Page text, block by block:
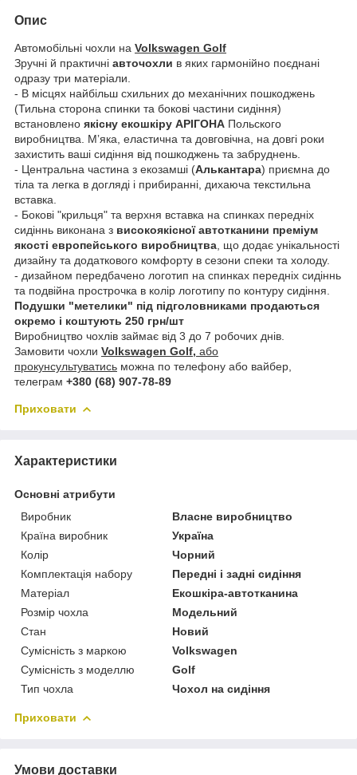
Опис
Автомобільні чохли на Volkswagen Golf
Зручні й практичні авточохли в яких гармонійно поєднані
одразу три матеріали.
- В місцях найбільш схильних до механічних пошкоджень
(Тильна сторона спинки та бокові частини сидіння)
встановлено якісну екошкіру АРІГОНА Польского
виробництва. Мʼяка, еластична та довговічна, на довгі роки
захистить ваші сидіння від пошкоджень та забруднень.
- Центральна частина з екозамші (Алькантара) приємна до
тіла та легка в догляді і прибиранні, дихаюча текстильна
вставка.
- Бокові "крильця" та верхня вставка на спинках передніх
сидіннь виконана з високоякісної автотканини преміум
якості европейського виробництва , що додає унікальності
дизайну та додаткового комфорту в сезони спеки та холоду.
- дизайном передбачено логотип на спинках передніх сидіннь
та подвійна прострочка в колір логотипу по контуру сидіння.
Подушки "метелики" під підголовниками продаються
окремо і коштують 250 грн/шт
Виробництво чохлів займає від 3 до 7 робочих днів.
Замовити чохли Volkswagen Golf, або
прокунсультуватись можна по телефону або вайбер,
телеграм +380 (68) 907-78-89
Приховати
Характеристики
Основні атрибути
Виробник
Власне виробництво
Країна виробник
Україна
Колір
Чорний
Комплектація набору
Передні і задні сидіння
Матеріал
Екошкіра-автотканина
Розмір чохла
Модельний
Стан
Новий
Сумісність з маркою
Volkswagen
Сумісність з моделлю
Golf
Тип чохла
Чохол на сидіння
Приховати
Умови доставки